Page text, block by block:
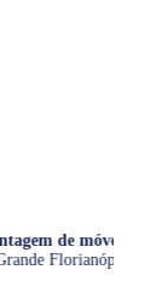
Montagem de móvel
na Grande